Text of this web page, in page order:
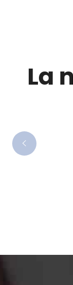
La